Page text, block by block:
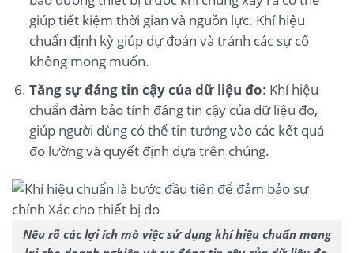
giúp tiết kiệm thời gian và nguồn lực. Khí hiệu
chuẩn định kỳ giúp dự đoán và tránh các sự cố
không mong muốn.
Tăng sự đáng tin cậy của dữ liệu đo: Khí hiệu
chuẩn đảm bảo tính đáng tin cậy của dữ liệu đo,
giúp người dùng có thể tin tưởng vào các kết quả
đo lường và quyết định dựa trên chúng.
Nêu rõ các lợi ích mà việc sử dụng khí hiệu chuẩn mang